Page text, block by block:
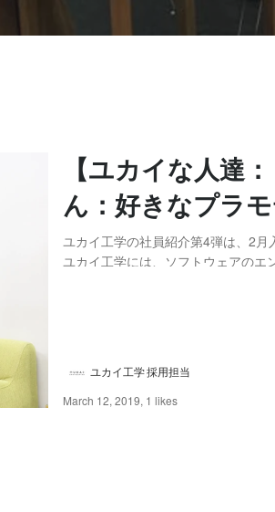
【ユカイな人達
ん：好きなプラ
ユカイ工学の社員紹介第4弾は、2月
ユカイ工学には、ソフトウェアのエ
ユカイ工学 採用担当
March 12, 2019, 1 likes